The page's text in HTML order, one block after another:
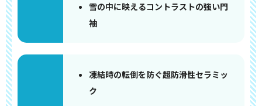
雪の中に映えるコントラストの強い門
袖
凍結時の転倒を防ぐ超防滑性セラミッ
ク